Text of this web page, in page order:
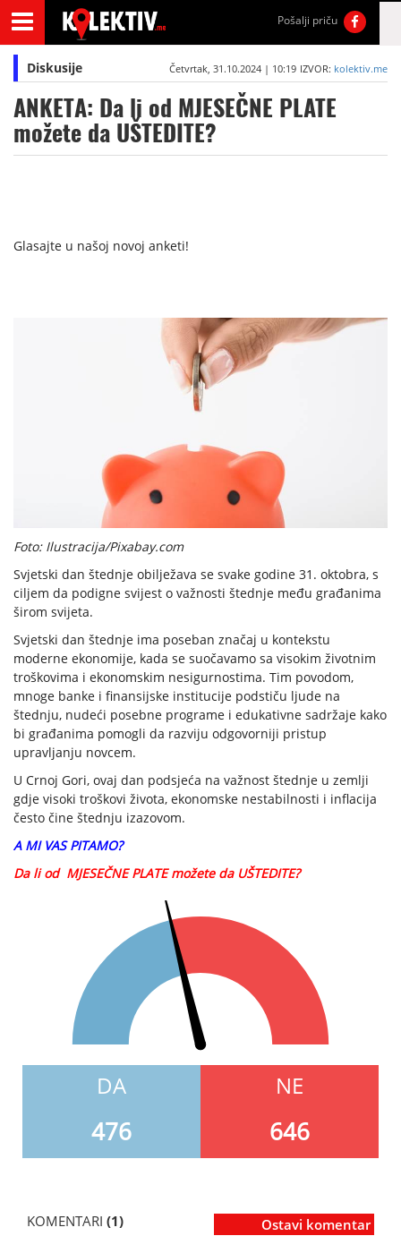
Pošalji priču
Diskusije Četvrtak, 31.10.2024 | 10:19 IZVOR: kolektiv.me
ANKETA: Da li od MJESEČNE PLATE
možete da UŠTEDITE?
Glasajte u našoj novoj anketi!
Foto: Ilustracija/Pixabay.com
Svjetski dan štednje obilježava se svake godine 31. oktobra, s
ciljem da podigne svijest o važnosti štednje među građanima
širom svijeta.
Svjetski dan štednje ima poseban značaj u kontekstu
moderne ekonomije, kada se suočavamo sa visokim životnim
troškovima i ekonomskim nesigurnostima. Tim povodom,
mnoge banke i finansijske institucije podstiču ljude na
štednju, nudeći posebne programe i edukativne sadržaje kako
bi građanima pomogli da razviju odgovorniji pristup
upravljanju novcem.
U Crnoj Gori, ovaj dan podsjeća na važnost štednje u zemlji
gdje visoki troškovi života, ekonomske nestabilnosti i inflacija
često čine štednju izazovom.
A MI VAS PITAMO?
Da li od MJESEČNE PLATE možete da UŠTEDITE?
DA
476
NE
646
KOMENTARI (1) Ostavi komentar